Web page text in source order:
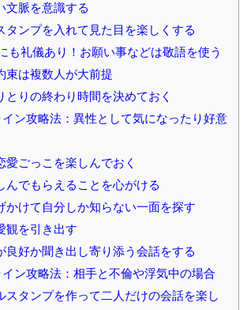
文脈を意識する
タンプを入れて見た目を楽しくする
も礼儀あり！お願い事などは敬語を使う
束は複数人が大前提
りの終わり時間を決めておく
ン攻略法：異性として気になったり好意
愛ごっこを楽しんでおく
んでもらえることを心がける
かけて自分しか知らない一面を探す
観を引き出す
良好か聞き出し寄り添う会話をする
ン攻略法：相手と不倫や浮気中の場合
スタンプを作って二人だけの会話を楽し